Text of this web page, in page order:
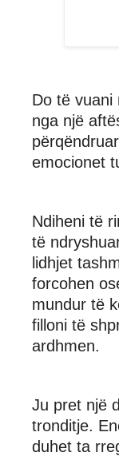
Do të vuani
nga një
emocionet
Ndiheni të
të
lidhjet
forcohen
mundur të
filloni të
ardhmen.
Ju pret një
tronditje.
duhet ta